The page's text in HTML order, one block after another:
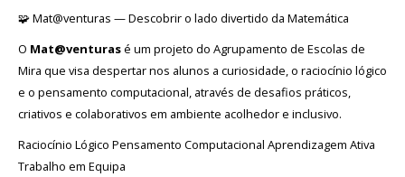
Avaliação
🧩 Mat@venturas — Descobrir o lado divertido da Matemática
O Mat@venturasé um projeto do Agrupamento de Escolas de
Mira que visa despertar nos alunos a curiosidade, o raciocínio lógico
e o pensamento computacional, através de desafios práticos,
criativos e colaborativos em ambiente acolhedor e inclusivo.
Raciocínio Lógico Pensamento Computacional Aprendizagem Ativa
Trabalho em Equipa